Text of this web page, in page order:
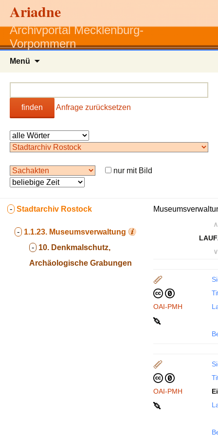
Ariadne
Archivportal Mecklenburg-
Vorpommern
Menü
finden Anfrage zurücksetzen
nur mit Bild
- Stadtarchiv Rostock
- 1.1.23. Museumsverwaltung
- 10. Denkmalschutz,
Archäologische Grabungen
∧
∨
OAI-PMH
OAI-PMH